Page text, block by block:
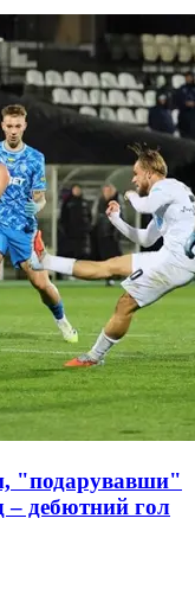
"подарувавши"
– дебютний гол